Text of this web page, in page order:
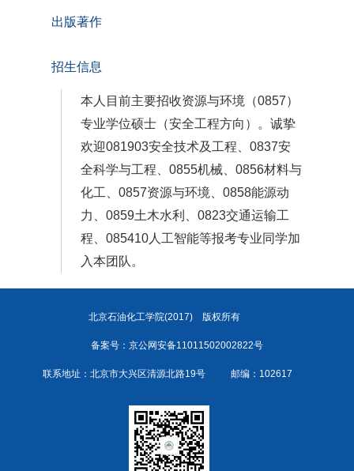
出版著作
招生信息
本人目前主要招收资源与环境（0857）
专业学位硕士（安全工程方向）。诚挚
欢迎081903安全技术及工程、0837安
全科学与工程、0855机械、0856材料与
化工、0857资源与环境、0858能源动
力、0859土木水利、0823交通运输工
程、085410人工智能等报考专业同学加
入本团队。
北京石油化工学院(2017) 版权所有
备案号：京公网安备11011502002822号
联系地址：北京市大兴区清源北路19号 邮编：102617